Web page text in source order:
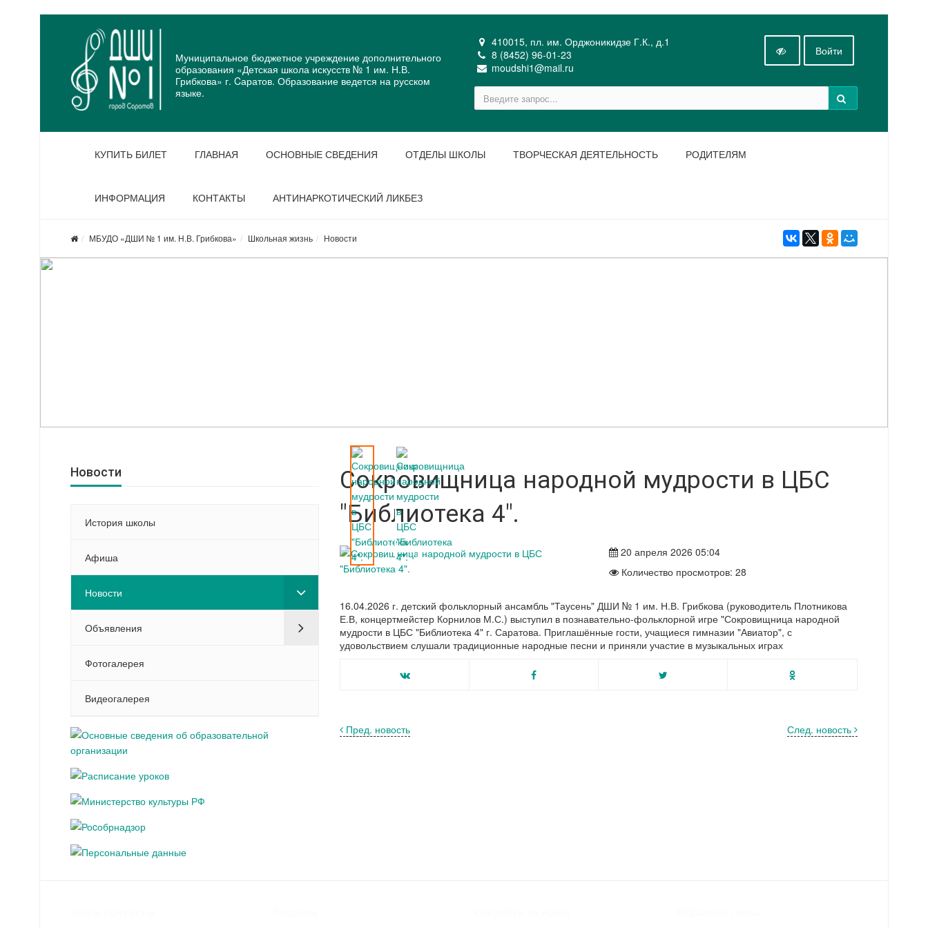
Муниципальное бюджетное учреждение дополнительного
образования «Детская школа искусств № 1 им. Н.В.
Грибкова» г. Cаратов. Образование ведется на русском
языке.
410015, пл. им. Орджоникидзе Г.К., д.1
8 (8452) 96-01-23
moudshi1@mail.ru
Войти
КУПИТЬ БИЛЕТ ГЛАВНАЯ ОСНОВНЫЕ СВЕДЕНИЯ ОТДЕЛЫ ШКОЛЫ ТВОРЧЕСКАЯ ДЕЯТЕЛЬНОСТЬ РОДИТЕЛЯМ
ИНФОРМАЦИЯ КОНТАКТЫ АНТИНАРКОТИЧЕСКИЙ ЛИКБЕЗ
МБУДО «ДШИ № 1 им. Н.В. Грибкова» Школьная жизнь Новости
Новости
История школы
Афиша
Новости
Объявления
Фотогалерея
Видеогалерея
Сокровищница народной мудрости в ЦБС
"Библиотека 4".
20 апреля 2026 05:04
Количество просмотров: 28
16.04.2026 г. детский фольклорный ансамбль "Таусень" ДШИ № 1 им. Н.В. Грибкова (руководитель Плотникова
Е.В, концертмейстер Корнилов М.С.) выступил в познавательно-фольклорной игре "Сокровищница народной
мудрости в ЦБС "Библиотека 4" г. Саратова. Приглашённые гости, учащиеся гимназии "Авиатор", с
удовольствием слушали традиционные народные песни и приняли участие в музыкальных играх
След. новость
Пред. новость